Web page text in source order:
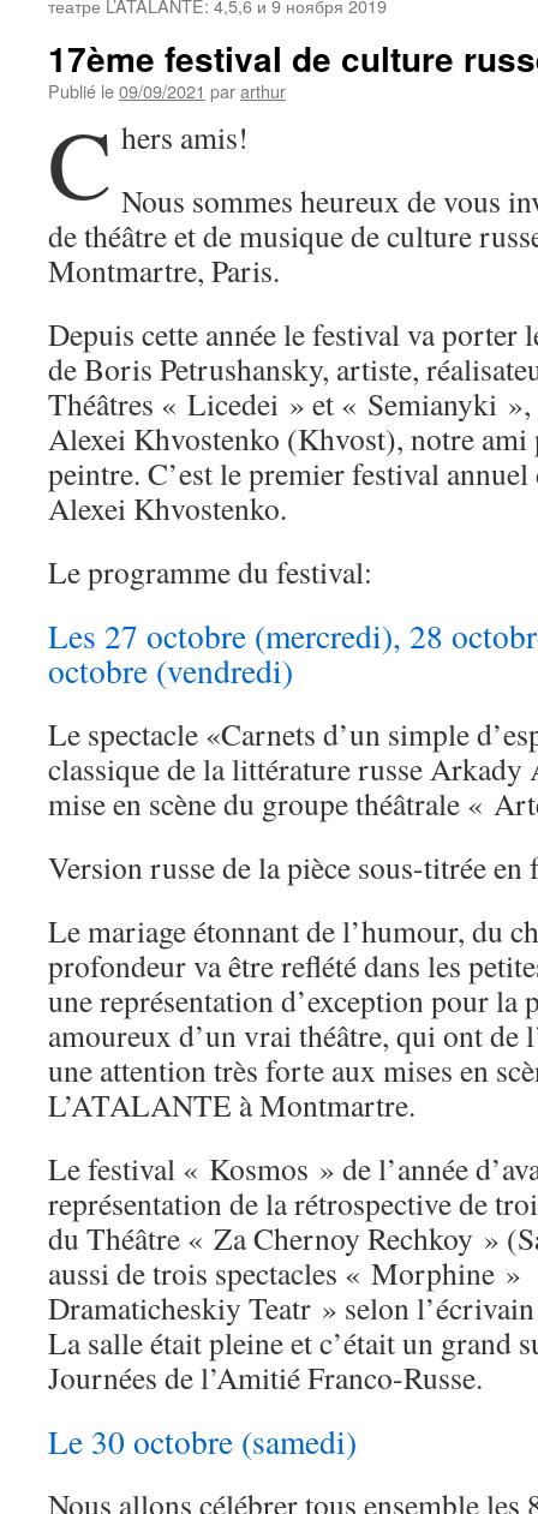
театре L’ATALANTE: 4,5,6 и 9 ноября 2019
17ème festival de culture
Publié le09/09/2021 pararthur
C hers amis!
Nous sommes heureux de vous
de théâtre et de musique de culture
Montmartre, Paris.
Depuis cette année le festival va porter
de Boris Petrushansky, artiste,
Théâtres « Licedei » et « Semianyki »,
Alexei Khvostenko (Khvost), notre ami
peintre. C’est le premier festival
Alexei Khvostenko.
Le programme du festival:
Les 27 octobre (mercredi), 28
octobre (vendredi)
Le spectacle «Carnets d’un simple
classique de la littérature russe Arkady
mise en scène du groupe théâtrale «
Version russe de la pièce sous-titrée en
Le mariage étonnant de l’humour, du
profondeur va être reflété dans les
une représentation d’exception pour la
amoureux d’un vrai théâtre, qui ont de
une attention très forte aux mises en
L’ATALANTE à Montmartre.
Le festival « Kosmos » de l’année
représentation de la rétrospective de
du Théâtre « Za Chernoy Rechkoy »
aussi de trois spectacles « Morphine
Dramaticheskiy Teatr » selon
La salle était pleine et c’était un grand
Journées de l’Amitié Franco-Russe.
Le 30 octobre (samedi)
Nous allons célébrer tous ensemble les